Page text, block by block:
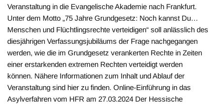
Veranstaltung in die Evangelische Akademie nach Frankfurt.
Unter dem Motto „75 Jahre Grundgesetz: Noch kannst Du…
Menschen und Flüchtlingsrechte verteidigen“ soll anlässlich des
diesjährigen Verfassungsjubiläums der Frage nachgegangen
werden, wie die im Grundgesetz verankerten Rechte in Zeiten
einer erstarkenden extremen Rechten verteidigt werden
können. Nähere Informationen zum Inhalt und Ablauf der
Veranstaltung sind hier zu finden. Online-Einführung in das
Asylverfahren vom HFR am 27.03.2024 Der Hessische